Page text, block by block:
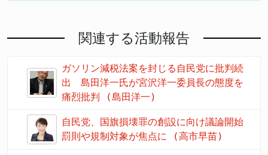
関連する活動報告
ガソリン減税法案を封じる自民党に批判続
出 島田洋一氏が宮沢洋一委員長の態度を
痛烈批判 (島田洋一)
自民党、国旗損壊罪の創設に向け議論開始
罰則や規制対象が焦点に (高市早苗)